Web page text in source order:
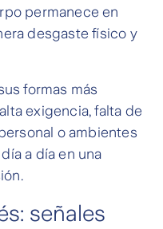
permanece en
desgaste físico y
formas más
exigencia, falta de
o ambientes
a día en una
señales